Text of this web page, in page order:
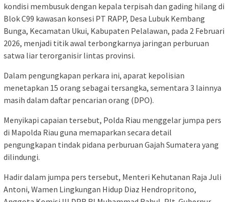
kondisi membusuk dengan kepala terpisah dan gading hilang di
Blok C99 kawasan konsesi PT RAPP, Desa Lubuk Kembang
Bunga, Kecamatan Ukui, Kabupaten Pelalawan, pada 2 Februari
2026, menjadi titik awal terbongkarnya jaringan perburuan
satwa liar terorganisir lintas provinsi.
Dalam pengungkapan perkara ini, aparat kepolisian
menetapkan 15 orang sebagai tersangka, sementara 3 lainnya
masih dalam daftar pencarian orang (DPO).
Menyikapi capaian tersebut, Polda Riau menggelar jumpa pers
di Mapolda Riau guna memaparkan secara detail
pengungkapan tindak pidana perburuan Gajah Sumatera yang
dilindungi.
Hadir dalam jumpa pers tersebut, Menteri Kehutanan Raja Juli
Antoni, Wamen Lingkungan Hidup Diaz Hendropritono,